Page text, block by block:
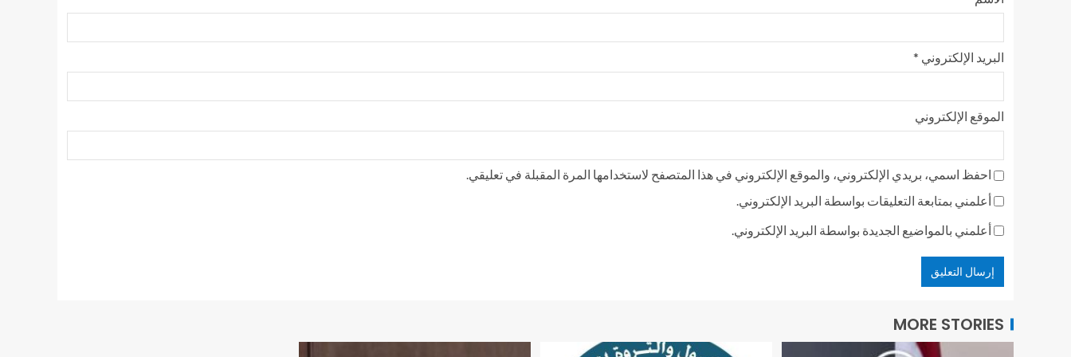
البريد الإلكتروني *
الموقع الإلكتروني
احفظ اسمي، بريدي الإلكتروني، والموقع الإلكتروني في هذا المتصفح لاستخدامها المرة المقبلة في تعليقي.
أعلمني بمتابعة التعليقات بواسطة البريد الإلكتروني.
أعلمني بالمواضيع الجديدة بواسطة البريد الإلكتروني.
MORE STORIES